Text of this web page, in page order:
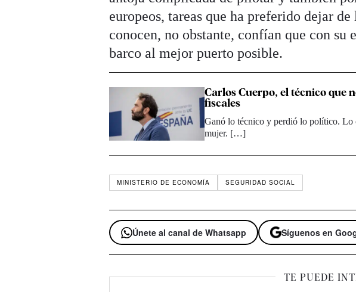
europeos, tareas que ha preferido dejar
conocen, no obstante, confían que con su
barco al mejor puerto posible.
Carlos Cuerpo, el técnico que
fiscales
Ganó lo técnico y perdió lo político. Lo
mujer. […]
MINISTERIO DE ECONOMÍA SEGURIDAD SOCIAL
Únete al canal de Whatsapp Síguenos en
TE PUEDE